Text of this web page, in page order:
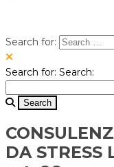
Search for:
Search for: Search:
DA STRESS